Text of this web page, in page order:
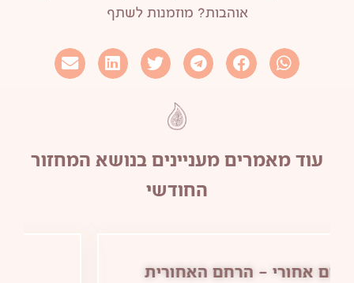
אוהבות? מוזמנות לשתף
עוד מאמרים מעניינים בנושא המחזור
החודשי
טיפול בכאבי מחזור